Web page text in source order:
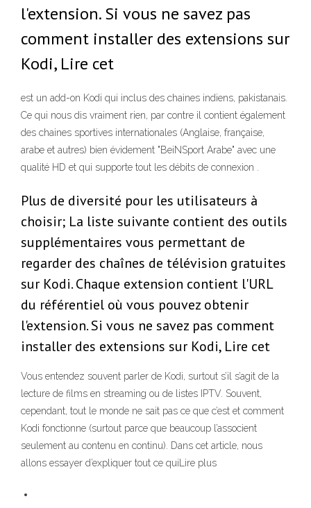
l'extension. Si vous ne savez pas
comment installer des extensions sur
Kodi, Lire cet
est un add-on Kodi qui inclus des chaines indiens, pakistanais.
Ce qui nous dis vraiment rien, par contre il contient également
des chaines sportives internationales (Anglaise, française,
arabe et autres) bien évidement "BeiNSport Arabe" avec une
qualité HD et qui supporte tout les débits de connexion .
Plus de diversité pour les utilisateurs à
choisir; La liste suivante contient des outils
supplémentaires vous permettant de
regarder des chaînes de télévision gratuites
sur Kodi. Chaque extension contient l'URL
du référentiel où vous pouvez obtenir
l'extension. Si vous ne savez pas comment
installer des extensions sur Kodi, Lire cet
Vous entendez souvent parler de Kodi, surtout s’il s’agit de la
lecture de films en streaming ou de listes IPTV. Souvent,
cependant, tout le monde ne sait pas ce que c’est et comment
Kodi fonctionne (surtout parce que beaucoup l’associent
seulement au contenu en continu). Dans cet article, nous
allons essayer d’expliquer tout ce quiLire plus